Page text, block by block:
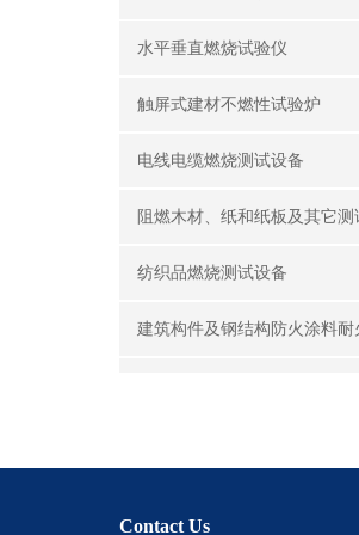
水平垂直燃烧试验仪
触屏式建材不燃性试验炉
电线电缆燃烧测试设备
纺织品燃烧测试设备
Contact Us